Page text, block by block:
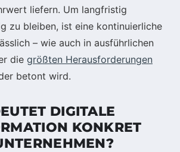
liefern. Um langfristig
zu bleiben, ist eine kontinuierliche
– wie auch in ausführlichen
die größten Herausforderungen
betont wird.
DIGITALE
KONKRET